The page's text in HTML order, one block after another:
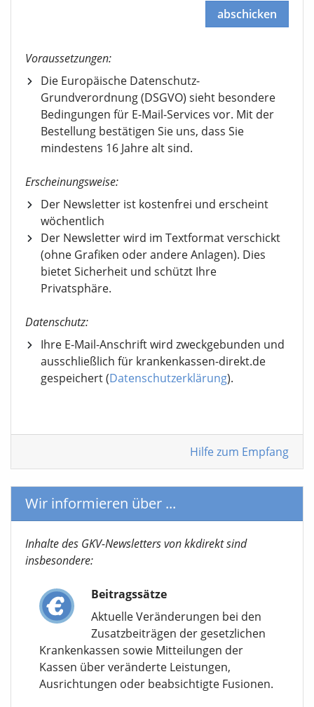
abschicken
Voraussetzungen:
Die Europäische Datenschutz-
Grundverordnung (DSGVO) sieht besondere
Bedingungen für E-Mail-Services vor. Mit der
Bestellung bestätigen Sie uns, dass Sie
mindestens 16 Jahre alt sind.
Erscheinungsweise:
Der Newsletter ist kostenfrei und erscheint
wöchentlich
Der Newsletter wird im Textformat verschickt
(ohne Grafiken oder andere Anlagen). Dies
bietet Sicherheit und schützt Ihre
Privatsphäre.
Datenschutz:
Ihre E-Mail-Anschrift wird zweckgebunden und
ausschließlich für krankenkassen-direkt.de
gespeichert (Datenschutzerklärung).
Hilfe zum Empfang
Wir informieren über ...
Inhalte des GKV-Newsletters von kkdirekt sind
insbesondere:
Beitragssätze
Aktuelle Veränderungen bei den
Zusatzbeiträgen der gesetzlichen
Krankenkassen sowie Mitteilungen der
Kassen über veränderte Leistungen,
Ausrichtungen oder beabsichtigte Fusionen.